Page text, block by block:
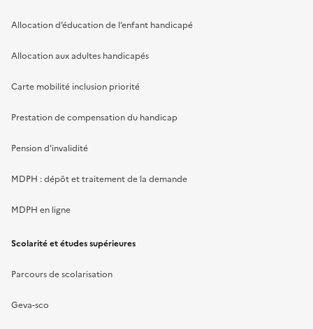
Allocation d’éducation de l’enfant handicapé
Allocation aux adultes handicapés
Carte mobilité inclusion priorité
Prestation de compensation du handicap
Pension d'invalidité
MDPH : dépôt et traitement de la demande
MDPH en ligne
Scolarité et études supérieures
Parcours de scolarisation
Geva-sco